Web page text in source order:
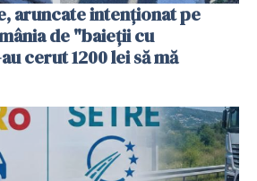
aruncate intenționat pe
de "baieții cu
cerut 1200 lei să mă